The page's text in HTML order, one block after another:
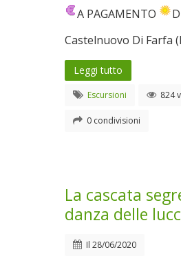
A PAGAMENTO
Castelnuovo Di Farfa
Leggi tutto
Escursioni 824
0 condivisioni
La cascata
danza delle
Il 28/06/2020